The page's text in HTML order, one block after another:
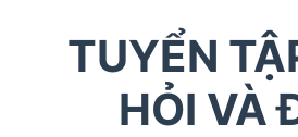
TUYỂN
HỎI VÀ